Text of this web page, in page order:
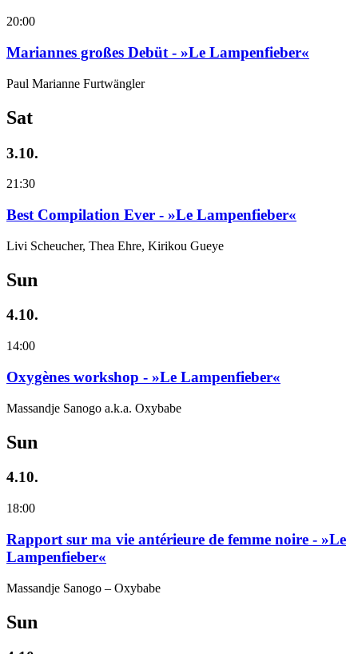
20:00
Mariannes großes Debüt - »Le Lampenfieber«
Paul Marianne Furtwängler
Sat
3.10.
21:30
Best Compilation Ever - »Le Lampenfieber«
Livi Scheucher, Thea Ehre, Kirikou Gueye
Sun
4.10.
14:00
Oxygènes workshop - »Le Lampenfieber«
Massandje Sanogo a.k.a. Oxybabe
Sun
4.10.
18:00
Rapport sur ma vie antérieure de femme noire - »Le
Lampenfieber«
Massandje Sanogo – Oxybabe
Sun